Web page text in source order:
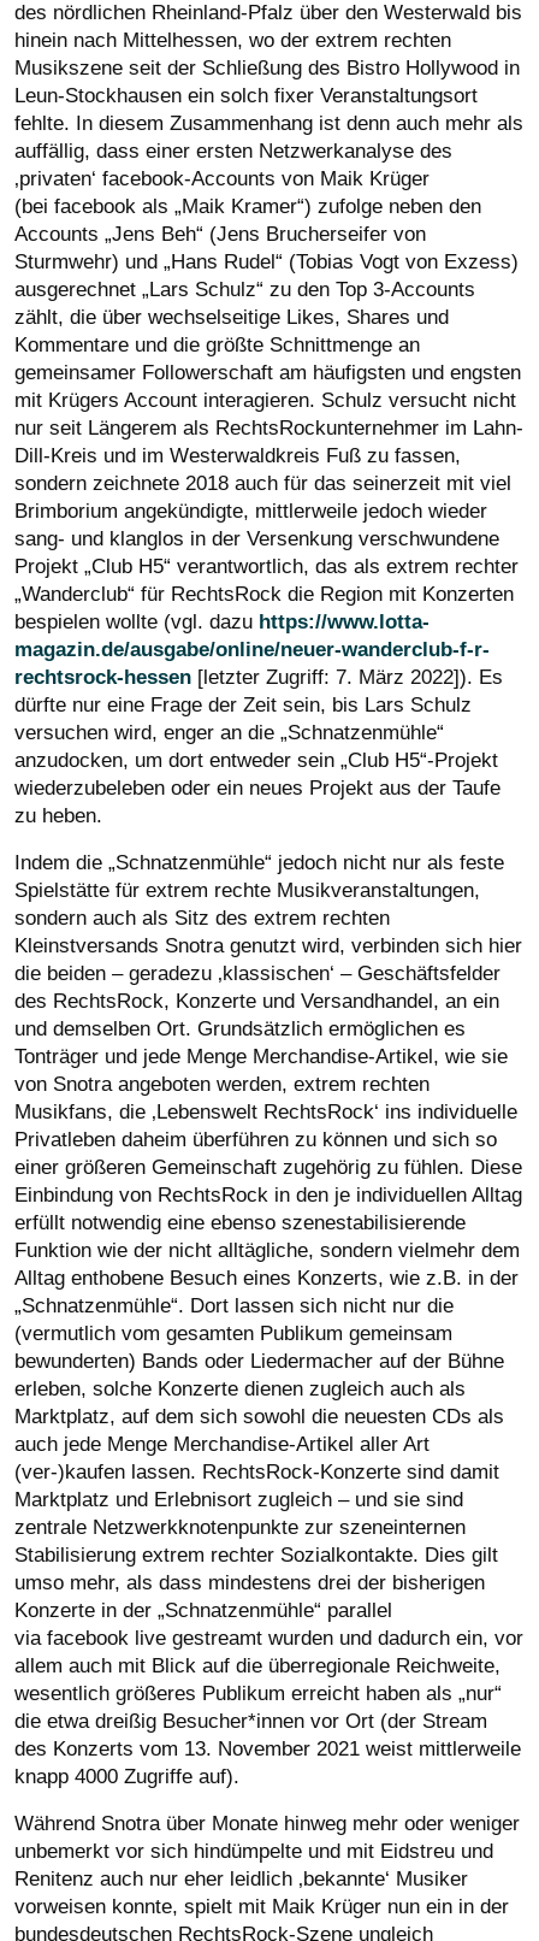
des nördlichen Rheinland-Pfalz über den Westerwald bis
hinein nach Mittelhessen, wo der extrem rechten
Musikszene seit der Schließung des Bistro Hollywood in
Leun-Stockhausen ein solch fixer Veranstaltungsort
fehlte. In diesem Zusammenhang ist denn auch mehr als
auffällig, dass einer ersten Netzwerkanalyse des
‚privaten‘ facebook-Accounts von Maik Krüger
(bei facebook als „Maik Kramer“) zufolge neben den
Accounts „Jens Beh“ (Jens Brucherseifer von
Sturmwehr) und „Hans Rudel“ (Tobias Vogt von Exzess)
ausgerechnet „Lars Schulz“ zu den Top 3-Accounts
zählt, die über wechselseitige Likes, Shares und
Kommentare und die größte Schnittmenge an
gemeinsamer Followerschaft am häufigsten und engsten
mit Krügers Account interagieren. Schulz versucht nicht
nur seit Längerem als RechtsRockunternehmer im Lahn-
Dill-Kreis und im Westerwaldkreis Fuß zu fassen,
sondern zeichnete 2018 auch für das seinerzeit mit viel
Brimborium angekündigte, mittlerweile jedoch wieder
sang- und klanglos in der Versenkung verschwundene
Projekt „Club H5“ verantwortlich, das als extrem rechter
„Wanderclub“ für RechtsRock die Region mit Konzerten
bespielen wollte (vgl. dazu https://www.lotta-
magazin.de/ausgabe/online/neuer-wanderclub-f-r-
rechtsrock-hessen [letzter Zugriff: 7. März 2022]). Es
dürfte nur eine Frage der Zeit sein, bis Lars Schulz
versuchen wird, enger an die „Schnatzenmühle“
anzudocken, um dort entweder sein „Club H5“-Projekt
wiederzubeleben oder ein neues Projekt aus der Taufe
zu heben.
Indem die „Schnatzenmühle“ jedoch nicht nur als feste
Spielstätte für extrem rechte Musikveranstaltungen,
sondern auch als Sitz des extrem rechten
Kleinstversands Snotra genutzt wird, verbinden sich hier
die beiden – geradezu ‚klassischen‘ – Geschäftsfelder
des RechtsRock, Konzerte und Versandhandel, an ein
und demselben Ort. Grundsätzlich ermöglichen es
Tonträger und jede Menge Merchandise-Artikel, wie sie
von Snotra angeboten werden, extrem rechten
Musikfans, die ‚Lebenswelt RechtsRock‘ ins individuelle
Privatleben daheim überführen zu können und sich so
einer größeren Gemeinschaft zugehörig zu fühlen. Diese
Einbindung von RechtsRock in den je individuellen Alltag
erfüllt notwendig eine ebenso szenestabilisierende
Funktion wie der nicht alltägliche, sondern vielmehr dem
Alltag enthobene Besuch eines Konzerts, wie z.B. in der
„Schnatzenmühle“. Dort lassen sich nicht nur die
(vermutlich vom gesamten Publikum gemeinsam
bewunderten) Bands oder Liedermacher auf der Bühne
erleben, solche Konzerte dienen zugleich auch als
Marktplatz, auf dem sich sowohl die neuesten CDs als
auch jede Menge Merchandise-Artikel aller Art
(ver-)kaufen lassen. RechtsRock-Konzerte sind damit
Marktplatz und Erlebnisort zugleich – und sie sind
zentrale Netzwerkknotenpunkte zur szeneinternen
Stabilisierung extrem rechter Sozialkontakte. Dies gilt
umso mehr, als dass mindestens drei der bisherigen
Konzerte in der „Schnatzenmühle“ parallel
via facebook live gestreamt wurden und dadurch ein, vor
allem auch mit Blick auf die überregionale Reichweite,
wesentlich größeres Publikum erreicht haben als „nur“
die etwa dreißig Besucher*innen vor Ort (der Stream
des Konzerts vom 13. November 2021 weist mittlerweile
knapp 4000 Zugriffe auf).
Während Snotra über Monate hinweg mehr oder weniger
unbemerkt vor sich hindümpelte und mit Eidstreu und
Renitenz auch nur eher leidlich ‚bekannte‘ Musiker
vorweisen konnte, spielt mit Maik Krüger nun ein in der
bundesdeutschen RechtsRock-Szene ungleich